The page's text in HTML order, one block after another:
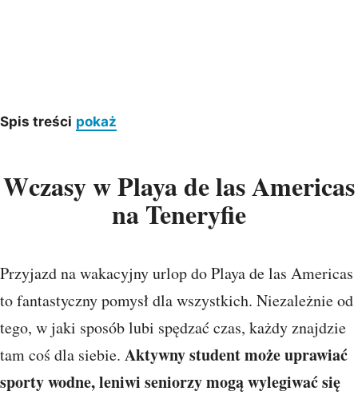
Spis treści pokaż
Wczasy w Playa de las Americas
na Teneryfie
Przyjazd na wakacyjny urlop do Playa de las Americas
to fantastyczny pomysł dla wszystkich. Niezależnie od
tego, w jaki sposób lubi spędzać czas, każdy znajdzie
tam coś dla siebie. Aktywny student może uprawiać
sporty wodne, leniwi seniorzy mogą wylegiwać się